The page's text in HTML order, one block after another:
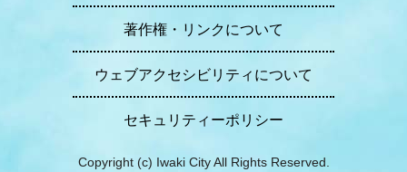
著作権・リンクについて
ウェブアクセシビリティについて
セキュリティーポリシー
Copyright (c) Iwaki City All Rights Reserved.